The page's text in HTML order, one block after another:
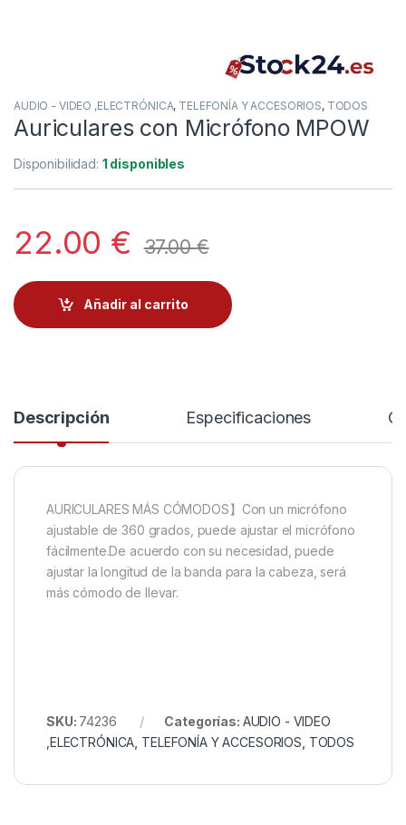
AUDIO - VIDEO ,ELECTRÓNICA, TELEFONÍA Y ACCESORIOS, TODOS
Auriculares con Micrófono MPOW
Disponibilidad: 1 disponibles
22.00 € 37.00€
Añadir al carrito
Descripción Especificaciones
AURICULARES MÁS CÓMODOS】Con un micrófono
ajustable de 360 ​​grados, puede ajustar el micrófono
fácilmente.De acuerdo con su necesidad, puede
ajustar la longitud de la banda para la cabeza, será
más cómodo de llevar.
SKU: 74236 Categorías: AUDIO - VIDEO
,ELECTRÓNICA, TELEFONÍA Y ACCESORIOS, TODOS